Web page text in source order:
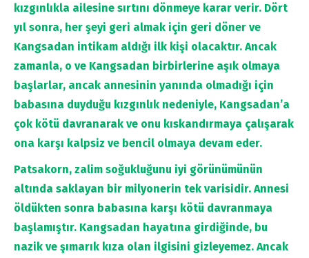
kızgınlıkla ailesine sırtını dönmeye karar verir. Dört
yıl sonra, her şeyi geri almak için geri döner ve
Kangsadan intikam aldığı ilk kişi olacaktır. Ancak
zamanla, o ve Kangsadan birbirlerine aşık olmaya
başlarlar, ancak annesinin yanında olmadığı için
babasına duyduğu kızgınlık nedeniyle, Kangsadan’a
çok kötü davranarak ve onu kıskandırmaya çalışarak
ona karşı kalpsiz ve bencil olmaya devam eder.
Patsakorn, zalim soğukluğunu iyi görünümünün
altında saklayan bir milyonerin tek varisidir. Annesi
öldükten sonra babasına karşı kötü davranmaya
başlamıştır. Kangsadan hayatına girdiğinde, bu
nazik ve şımarık kıza olan ilgisini gizleyemez. Ancak